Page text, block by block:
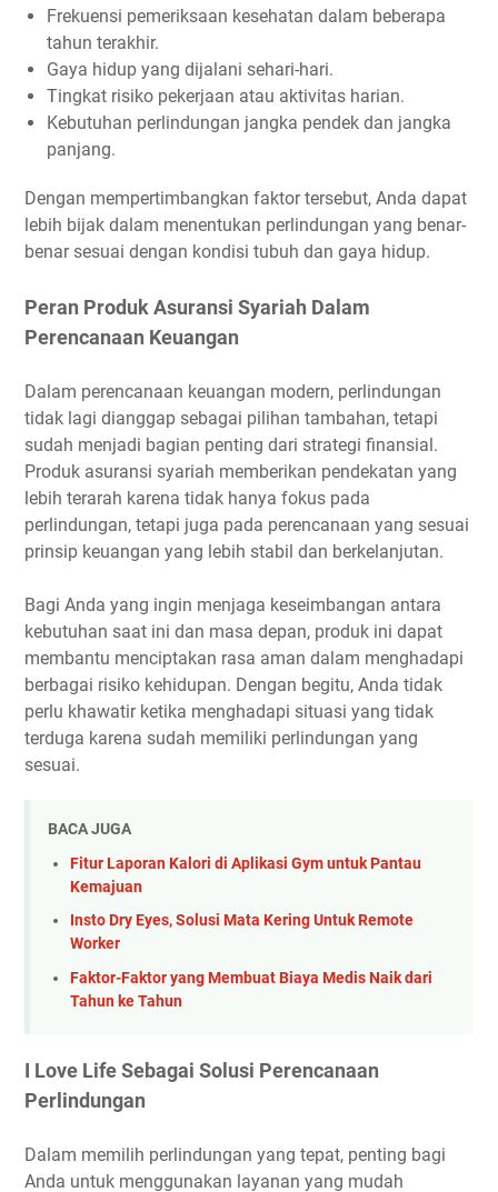
Frekuensi pemeriksaan kesehatan dalam beberapa
tahun terakhir.
Gaya hidup yang dijalani sehari-hari.
Tingkat risiko pekerjaan atau aktivitas harian.
Kebutuhan perlindungan jangka pendek dan jangka
panjang.
Dengan mempertimbangkan faktor tersebut, Anda dapat
lebih bijak dalam menentukan perlindungan yang benar-
benar sesuai dengan kondisi tubuh dan gaya hidup.
Peran Produk Asuransi Syariah Dalam
Perencanaan Keuangan
Dalam perencanaan keuangan modern, perlindungan
tidak lagi dianggap sebagai pilihan tambahan, tetapi
sudah menjadi bagian penting dari strategi finansial.
Produk asuransi syariah memberikan pendekatan yang
lebih terarah karena tidak hanya fokus pada
perlindungan, tetapi juga pada perencanaan yang sesuai
prinsip keuangan yang lebih stabil dan berkelanjutan.
Bagi Anda yang ingin menjaga keseimbangan antara
kebutuhan saat ini dan masa depan, produk ini dapat
membantu menciptakan rasa aman dalam menghadapi
berbagai risiko kehidupan. Dengan begitu, Anda tidak
perlu khawatir ketika menghadapi situasi yang tidak
terduga karena sudah memiliki perlindungan yang
sesuai.
BACA JUGA
Fitur Laporan Kalori di Aplikasi Gym untuk Pantau
Kemajuan
Insto Dry Eyes, Solusi Mata Kering Untuk Remote
Worker
Faktor-Faktor yang Membuat Biaya Medis Naik dari
Tahun ke Tahun
I Love Life Sebagai Solusi Perencanaan
Perlindungan
Dalam memilih perlindungan yang tepat, penting bagi
Anda untuk menggunakan layanan yang mudah